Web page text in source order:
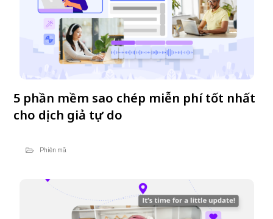
5 phần mềm sao chép miễn phí tốt nhất
cho dịch giả tự do​
Phiên mã